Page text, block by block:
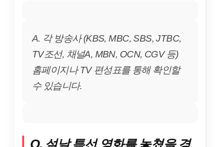
A. 각 방송사 (KBS, MBC, SBS, JTBC,
TV조선, 채널A, MBN, OCN, CGV 등)
홈페이지나 TV 편성표를 통해 확인할
수 있습니다.
Q. 설날 특선 영화를 놓쳤을 경